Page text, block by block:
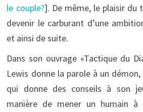
le couple?]. De même, le plaisir du
devenir le carburant d’une
et ainsi de suite.
Dans son ouvrage «Tactique du
Lewis donne la parole à un
qui donne des conseils à son
manière de mener un humain